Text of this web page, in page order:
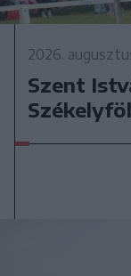
2026.
Szent